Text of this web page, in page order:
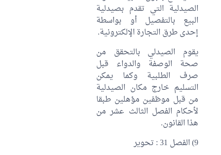
الصيدلية التي تقدم بصيدلية
البيع بالتفصيل أو بواسطة
إحدى طرق التجارة الإلكترونية.
يقوم الصيدلي بالتحقق من
صحة الوصفة والدواء قبل
صرف الطلبية وكما يمكن
التسليم خارج مكان الصيدلية
من قبل موظفين مؤهلين طبقا
لأحكام الفصل الثالث عشر من
هذا القانون.
9) الفصل 31 : تحوير